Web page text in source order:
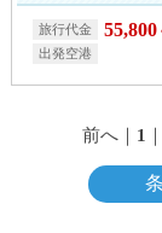
前へ｜ 1